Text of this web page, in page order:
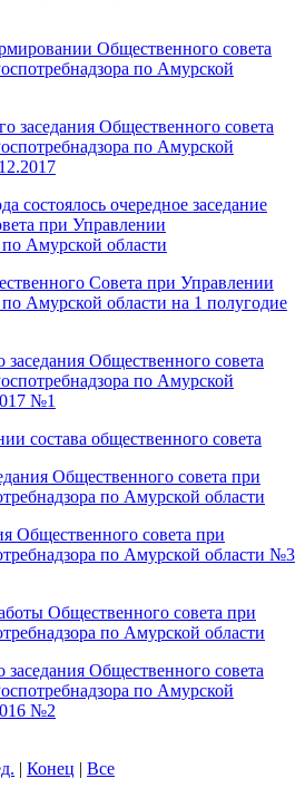
Общественного совета
по Амурской
заседания Общественного совета
по Амурской
состоялось очередное заседание
при Управлении
Амурской области
Совета при Управлении
по Амурской области на 1 полугодие
заседания Общественного совета
по Амурской
№1
состава общественного совета
Общественного совета при
по Амурской области
Общественного совета при
по Амурской области №3
Общественного совета при
по Амурской области
заседания Общественного совета
по Амурской
№2
| Конец | Все